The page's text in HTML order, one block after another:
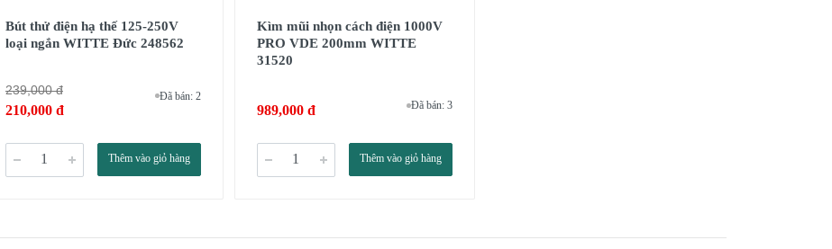
Bút thử điện hạ thế 125-250V
loại ngắn WITTE Đức 248562
239,000 đ
210,000 đ
Đã bán: 2
Thêm vào giỏ hàng
Kìm mũi nhọn cách điện 1000V
PRO VDE 200mm WITTE
31520
989,000 đ Đã bán: 3
Thêm vào giỏ hàng